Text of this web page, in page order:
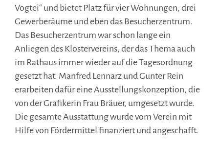
Vogtei“ und bietet Platz für vier Wohnungen, drei
Gewerberäume und eben das Besucherzentrum.
Das Besucherzentrum war schon lange ein
Anliegen des Klostervereins, der das Thema auch
im Rathaus immer wieder auf die Tagesordnung
gesetzt hat. Manfred Lennarz und Gunter Rein
erarbeiten dafür eine Ausstellungskonzeption, die
von der Grafikerin Frau Bräuer, umgesetzt wurde.
Die gesamte Ausstattung wurde vom Verein mit
Hilfe von Fördermittel finanziert und angeschafft.